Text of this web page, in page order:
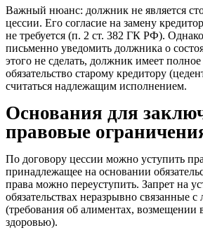
Важный нюанс: должник не является
цессии. Его согласие на замену
не требуется (п. 2 ст. 382 ГК РФ).
письменно уведомить должника о
этого не сделать, должник имеет
обязательство старому кредитору
считаться надлежащим исполнением.
Основания для
правовые
По договору цессии можно уступить
принадлежащее на основании
права можно переуступить. Запрет на
обязательствах неразрывно связанные
(требования об алиментах, возмещении
здоровью).